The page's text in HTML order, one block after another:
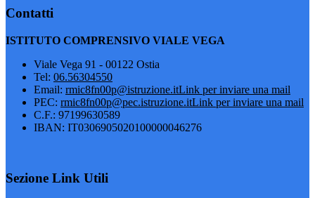
Contatti
ISTITUTO COMPRENSIVO VIALE VEGA
Viale Vega 91 - 00122 Ostia
Tel: 06.56304550
Email: rmic8fn00p@istruzione.itLink per inviare una mail
PEC: rmic8fn00p@pec.istruzione.itLink per inviare una mail
C.F.: 97199630589
IBAN: IT0306905020100000046276
Sezione Link Utili